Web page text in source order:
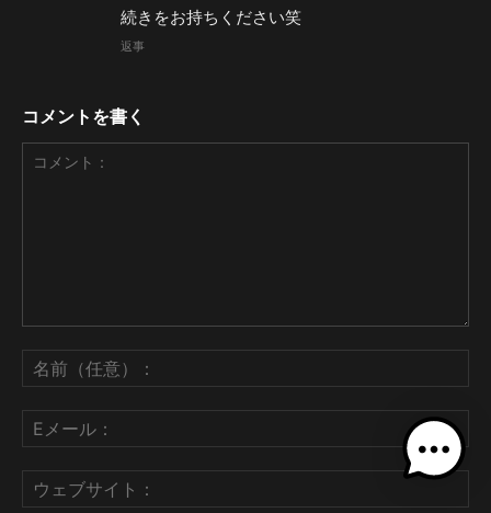
続きをお持ちください笑
返事
コメントを書く